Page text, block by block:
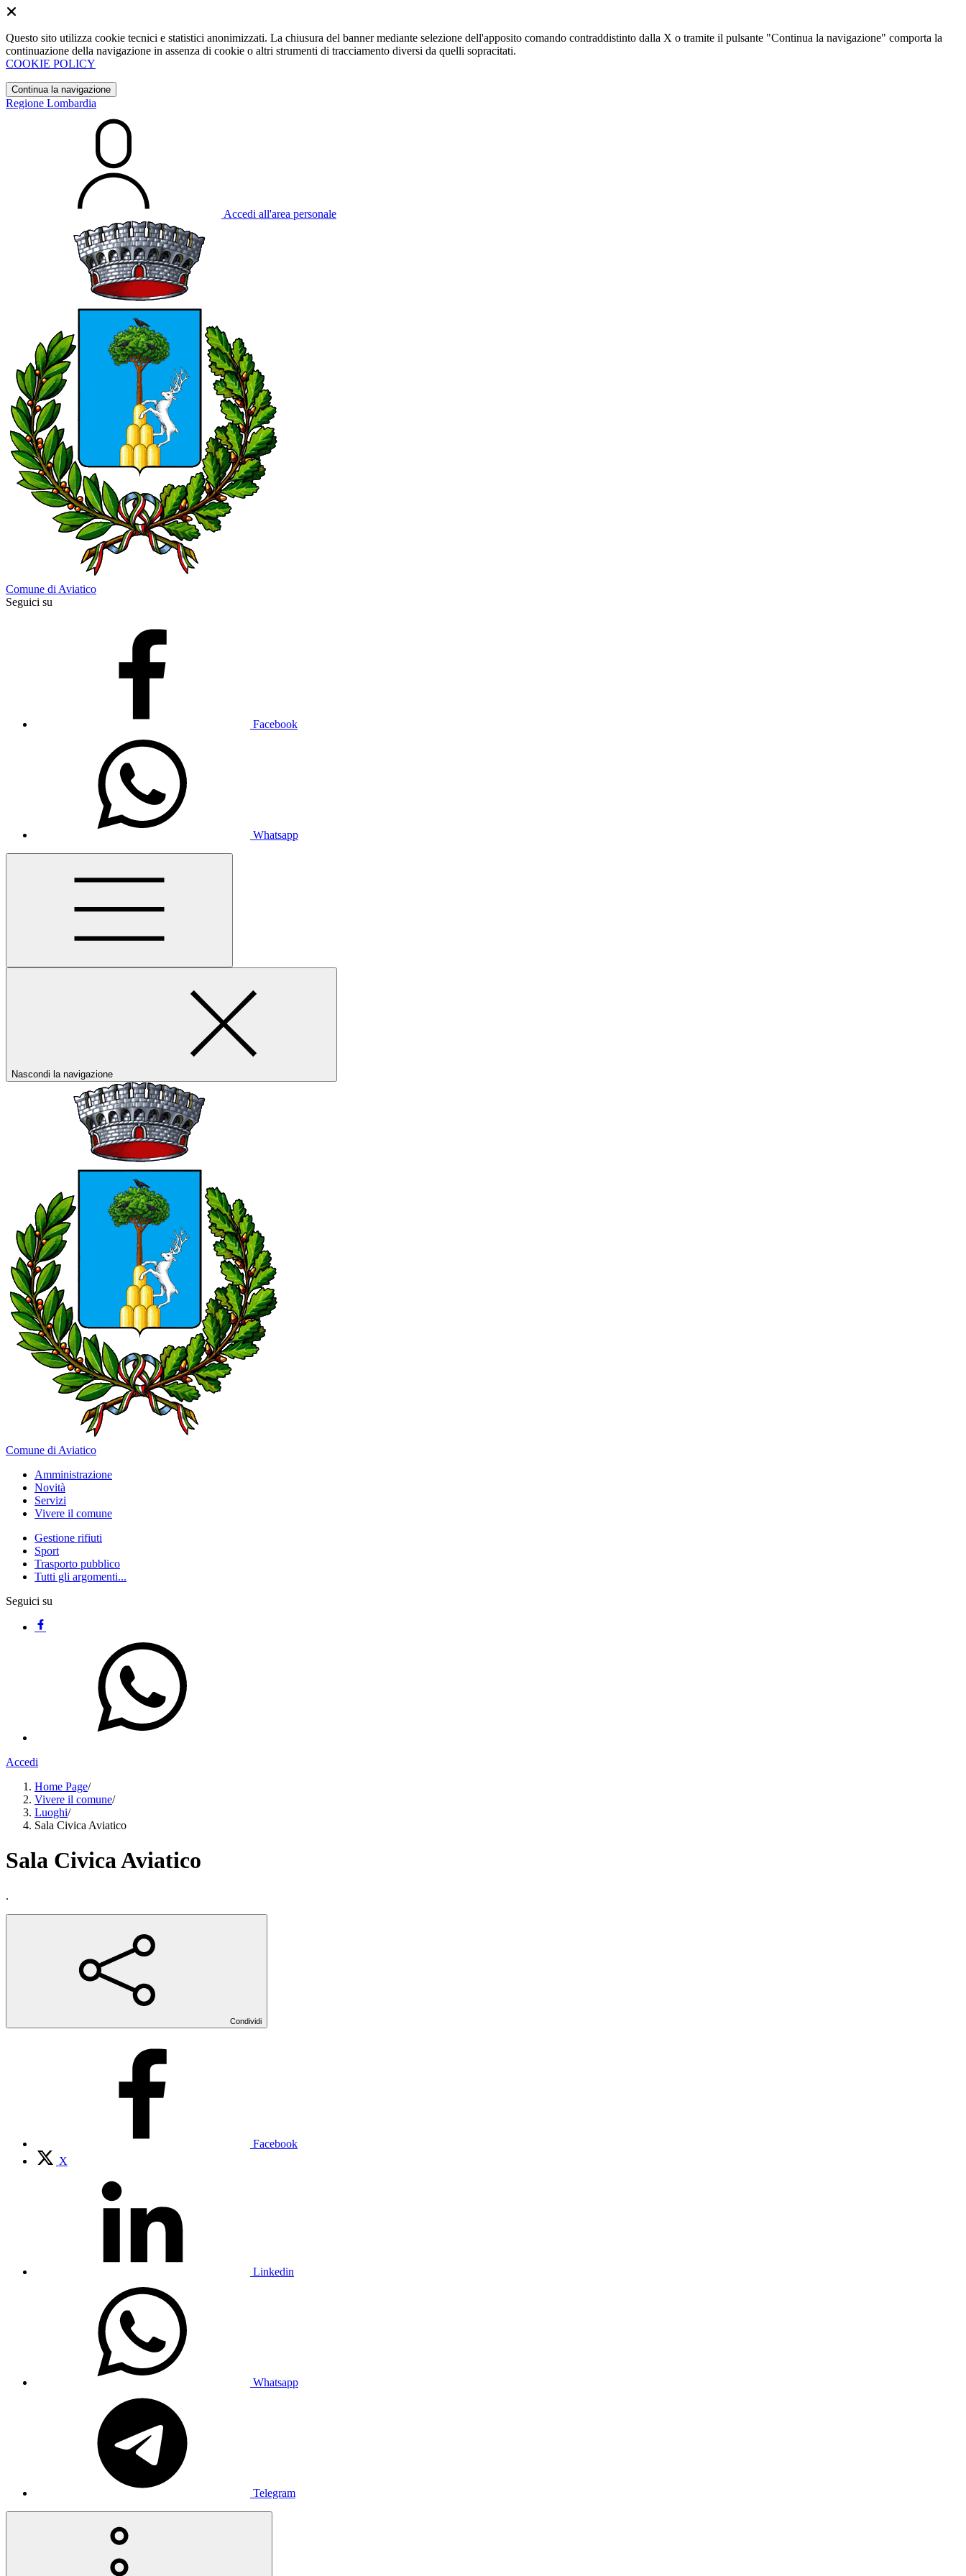
Questo sito utilizza cookie tecnici e statistici anonimizzati. La chiusura del banner mediante selezione dell'apposito comando contraddistinto dalla X o tramite il pulsante "Continua la navigazione" comporta la
continuazione della navigazione in assenza di cookie o altri strumenti di tracciamento diversi da quelli sopracitati.
COOKIE POLICY
Continua la navigazione
Regione Lombardia
Accedi all'area personale
Comune di Aviatico
Seguici su
Facebook
Whatsapp
Nascondi la navigazione
Comune di Aviatico
Amministrazione
Novità
Servizi
Vivere il comune
Gestione rifiuti
Sport
Trasporto pubblico
Tutti gli argomenti...
Seguici su
Accedi
Home Page/
Vivere il comune/
Luoghi/
Sala Civica Aviatico
Sala Civica Aviatico
.
Condividi
Facebook
X
Linkedin
Whatsapp
Telegram